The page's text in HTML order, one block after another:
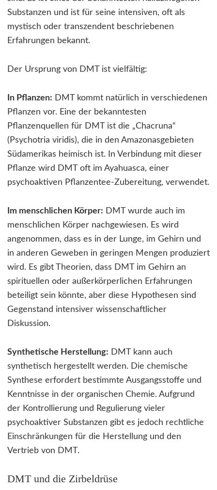
Substanzen und ist für seine intensiven, oft als
mystisch oder transzendent beschriebenen
Erfahrungen bekannt.
Der Ursprung von DMT ist vielfältig:
In Pflanzen: DMT kommt natürlich in verschiedenen
Pflanzen vor. Eine der bekanntesten
Pflanzenquellen für DMT ist die „Chacruna“
(Psychotria viridis), die in den Amazonasgebieten
Südamerikas heimisch ist. In Verbindung mit dieser
Pflanze wird DMT oft im Ayahuasca, einer
psychoaktiven Pflanzentee-Zubereitung, verwendet.
Im menschlichen Körper: DMT wurde auch im
menschlichen Körper nachgewiesen. Es wird
angenommen, dass es in der Lunge, im Gehirn und
in anderen Geweben in geringen Mengen produziert
wird. Es gibt Theorien, dass DMT im Gehirn an
spirituellen oder außerkörperlichen Erfahrungen
beteiligt sein könnte, aber diese Hypothesen sind
Gegenstand intensiver wissenschaftlicher
Diskussion.
Synthetische Herstellung: DMT kann auch
synthetisch hergestellt werden. Die chemische
Synthese erfordert bestimmte Ausgangsstoffe und
Kenntnisse in der organischen Chemie. Aufgrund
der Kontrollierung und Regulierung vieler
psychoaktiver Substanzen gibt es jedoch rechtliche
Einschränkungen für die Herstellung und den
Vertrieb von DMT.
DMT und die Zirbeldrüse